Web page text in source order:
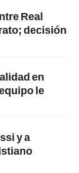
Real
decisión
en
le
y a